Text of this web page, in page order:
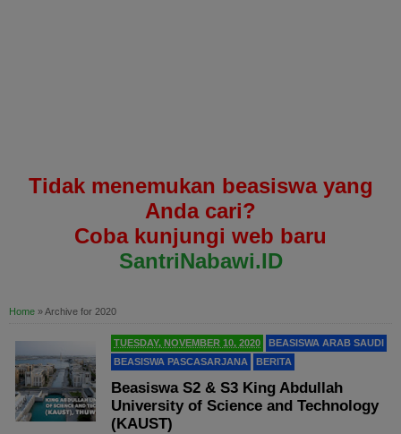
Tidak menemukan beasiswa yang
Anda cari?
Coba kunjungi web baru
SantriNabawi.ID
Home »Archive for 2020
TUESDAY, NOVEMBER 10, 2020
BEASISWA ARAB SAUDI
BEASISWA PASCASARJANA
BERITA
Beasiswa S2 & S3 King Abdullah
University of Science and Technology
(KAUST)